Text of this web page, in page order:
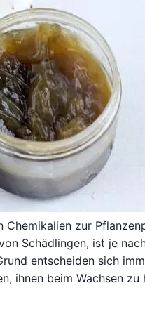
zur
Schädlingen, ist je
entscheiden sich
ihnen beim Wachsen